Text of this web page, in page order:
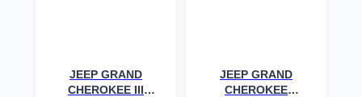
JEEP GRAND
CHEROKEE III
JEEP GRAND
CHEROKEE